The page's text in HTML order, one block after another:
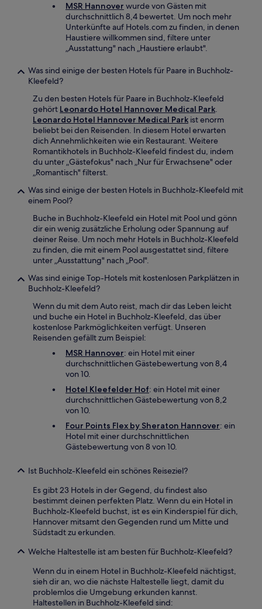
MSR Hannover wurde von Gästen mit
durchschnittlich 8,4 bewertet. Um noch mehr
Unterkünfte auf Hotels.com zu finden, in denen
Haustiere willkommen sind, filtere unter
„Ausstattung" nach „Haustiere erlaubt".
Was sind einige der besten Hotels für Paare in Buchholz-
Kleefeld?
Zu den besten Hotels für Paare in Buchholz-Kleefeld
gehört Leonardo Hotel Hannover Medical Park.
Leonardo Hotel Hannover Medical Park ist enorm
beliebt bei den Reisenden. In diesem Hotel erwarten
dich Annehmlichkeiten wie ein Restaurant. Weitere
Romantikhotels in Buchholz-Kleefeld findest du, indem
du unter „Gästefokus" nach „Nur für Erwachsene" oder
„Romantisch" filterst.
Was sind einige der besten Hotels in Buchholz-Kleefeld mit
einem Pool?
Buche in Buchholz-Kleefeld ein Hotel mit Pool und gönn
dir ein wenig zusätzliche Erholung oder Spannung auf
deiner Reise. Um noch mehr Hotels in Buchholz-Kleefeld
zu finden, die mit einem Pool ausgestattet sind, filtere
unter „Ausstattung" nach „Pool".
Was sind einige Top-Hotels mit kostenlosen Parkplätzen in
Buchholz-Kleefeld?
Wenn du mit dem Auto reist, mach dir das Leben leicht
und buche ein Hotel in Buchholz-Kleefeld, das über
kostenlose Parkmöglichkeiten verfügt. Unseren
Reisenden gefällt zum Beispiel:
MSR Hannover: ein Hotel mit einer
durchschnittlichen Gästebewertung von 8,4
von 10.
Hotel Kleefelder Hof: ein Hotel mit einer
durchschnittlichen Gästebewertung von 8,2
von 10.
Four Points Flex by Sheraton Hannover: ein
Hotel mit einer durchschnittlichen
Gästebewertung von 8 von 10.
Ist Buchholz-Kleefeld ein schönes Reiseziel?
Es gibt 23 Hotels in der Gegend, du findest also
bestimmt deinen perfekten Platz. Wenn du ein Hotel in
Buchholz-Kleefeld buchst, ist es ein Kinderspiel für dich,
Hannover mitsamt den Gegenden rund um Mitte und
Südstadt zu erkunden.
Welche Haltestelle ist am besten für Buchholz-Kleefeld?
Wenn du in einem Hotel in Buchholz-Kleefeld nächtigst,
sieh dir an, wo die nächste Haltestelle liegt, damit du
problemlos die Umgebung erkunden kannst.
Haltestellen in Buchholz-Kleefeld sind: